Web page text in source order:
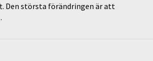
Den största förändringen är att